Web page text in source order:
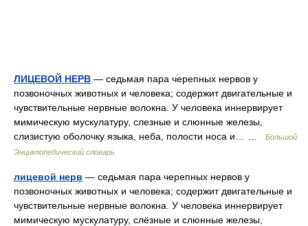
ЛИЦЕВОЙ НЕРВ — седьмая пара черепных нервов у
позвоночных животных и человека; содержит двигательные и
чувствительные нервные волокна. У человека иннервирует
мимическую мускулатуру, слезные и слюнные железы,
слизистую оболочку языка, неба, полости носа и… …
Большой
Энциклопедический словарь
лицевой нерв — седьмая пара черепных нервов у
позвоночных животных и человека; содержит двигательные и
чувствительные нервные волокна. У человека иннервирует
мимическую мускулатуру, слёзные и слюнные железы,